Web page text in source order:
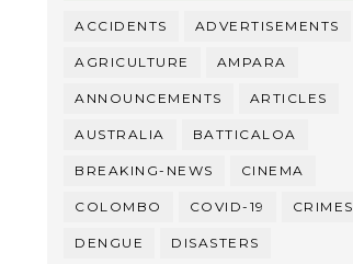
ACCIDENTS ADVERTISEMENTS
AGRICULTURE AMPARA
ANNOUNCEMENTS ARTICLES
AUSTRALIA BATTICALOA
BREAKING-NEWS CINEMA
COLOMBO COVID-19 CRIMES
DENGUE DISASTERS